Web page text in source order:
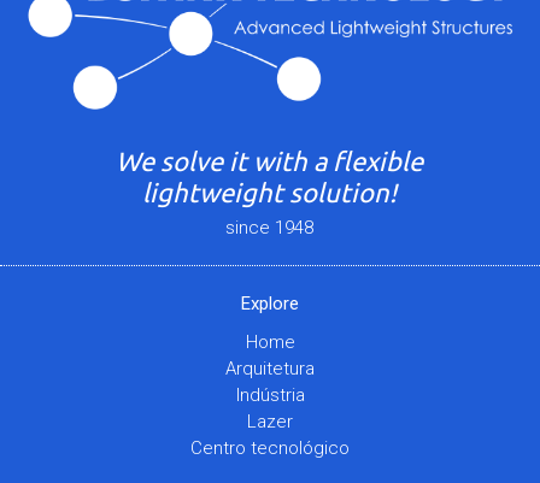
We solve it with a flexible
lightweight solution!
since 1948
Explore
Home
Arquitetura
Indústria
Lazer
Centro tecnológico